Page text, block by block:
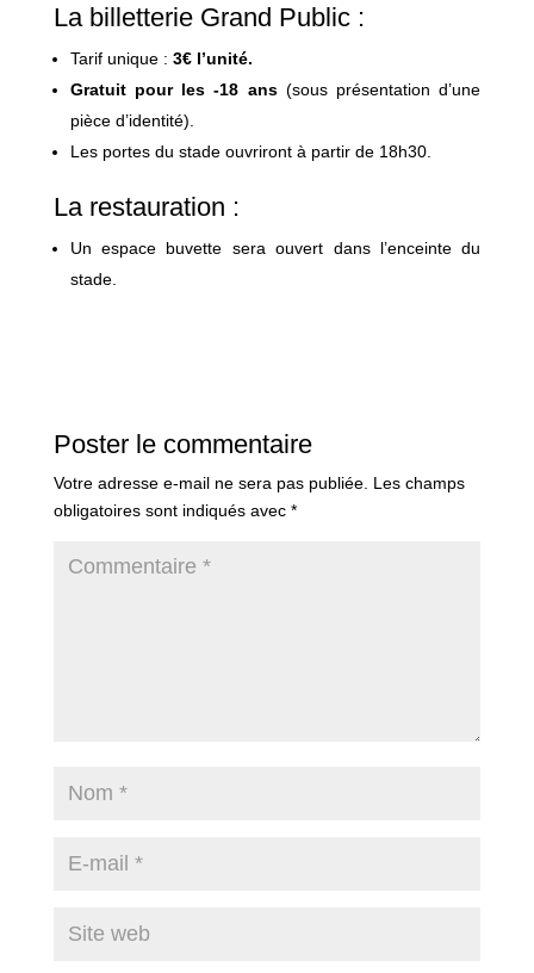
La billetterie Grand Public :
Tarif unique : 3€ l’unité.
Gratuit pour les -18 ans(sous présentation d’une
pièce d’identité).
Les portes du stade ouvriront à partir de 18h30.
La restauration :
Un espace buvette sera ouvert dans l’enceinte du
stade.
Poster le commentaire
Votre adresse e-mail ne sera pas publiée. Les champs
obligatoires sont indiqués avec *